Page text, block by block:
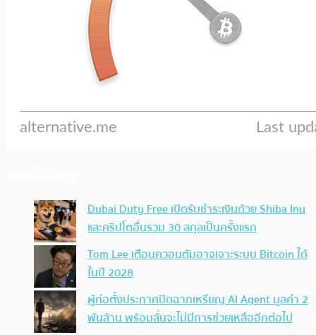
Dubai Duty Free เปิดรับชำระเงินด้วย Shiba Inu
และคริปโตอื่นรวม 30 สกุลเป็นครั้งแรก
Tom Lee เตือนควอนตัมอาจเจาะระบบ Bitcoin ได้
ในปี 2028
ผู้ก่อตั้งประกาศปิดฉากเหรียญ AI Agent มูลค่า 2
พันล้าน พร้อมลั่นจะไม่มีการช่วยเหลืออีกต่อไป